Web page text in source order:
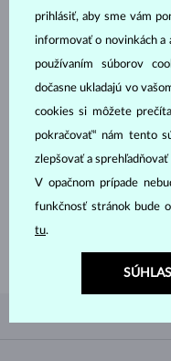
prihlásiť, aby sme vám
informovať o novinkách a
používaním súborov
dočasne ukladajú vo
cookies si môžete
pokračovať“ nám tento
zlepšovať a
V opačnom prípade
funkčnosť stránok bude
tu.